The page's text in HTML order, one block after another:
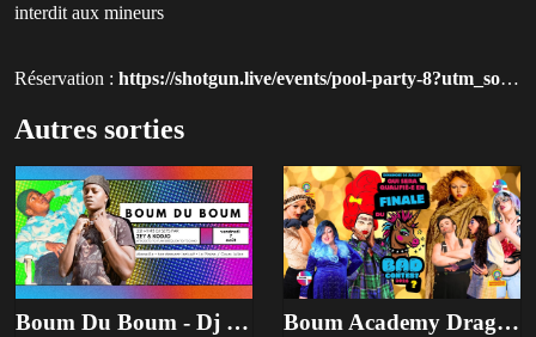
interdit aux mineurs
Réservation : https://shotgun.live/events/pool-party-8?utm_source=qluvis-com
Autres sorties
Boum Du Boum - Dj Sets By Kodjo & Zey Boum Academy Drag Contest 2026 - Bad Contest-Tiers …